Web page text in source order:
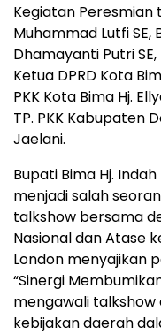
Kegiatan Peresmian
Muhammad Lutfi SE,
Dhamayanti Putri
Ketua DPRD Kota
PKK Kota Bima Hj.
TP. PKK Kabupaten
Jaelani.
Bupati Bima Hj.
menjadi salah
talkshow bersama
Nasional dan Atase
London menyajikan
“Sinergi
mengawali
kebijakan daerah